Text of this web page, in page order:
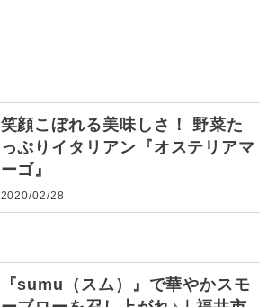
笑顔こぼれる美味しさ！ 野菜た
っぷりイタリアン『オステリアマ
ーゴ』
2020/02/28
『sumu（スム）』で華やかスモ